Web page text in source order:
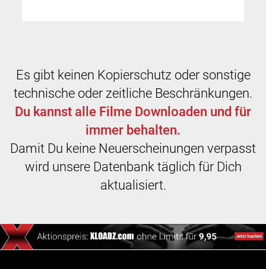
Es gibt keinen Kopierschutz oder sonstige
technische oder zeitliche Beschränkungen.
Du kannst alle Filme Downloaden und für
immer behalten.
Damit Du keine Neuerscheinungen verpasst
wird unsere Datenbank täglich für Dich
aktualisiert.